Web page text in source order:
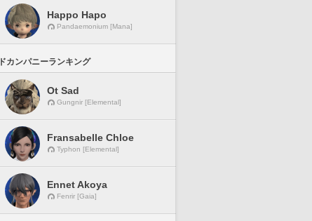
Happo Hapo
Pandaemonium [Mana]
カンパニーランキング
Ot Sad
Gungnir [Elemental]
Fransabelle Chloe
Typhon [Elemental]
Ennet Akoya
Fenrir [Gaia]